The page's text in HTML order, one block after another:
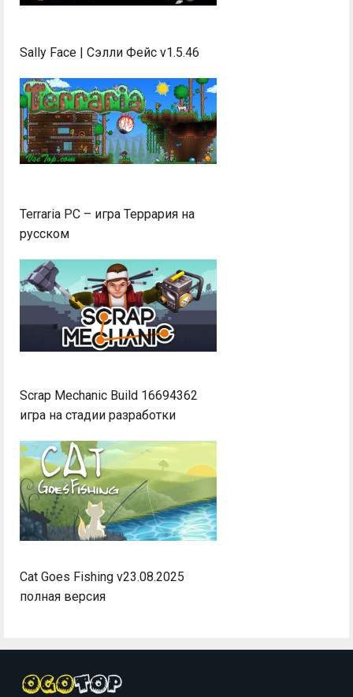
Sally Face | Сэлли Фейс v1.5.46
Terraria PC – игра Террария на
русском
Scrap Mechanic Build 16694362
игра на стадии разработки
Cat Goes Fishing v23.08.2025
полная версия